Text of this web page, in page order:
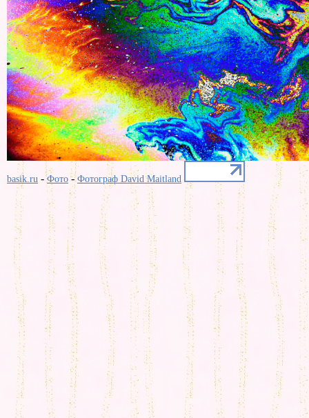
basik.ru -Фото -Фотограф David Maitland